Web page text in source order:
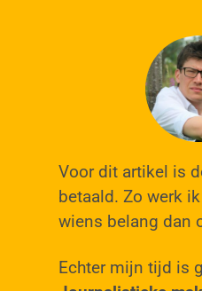
Voor dit artikel is
betaald. Zo werk
wiens belang dan
Echter mijn tijd is